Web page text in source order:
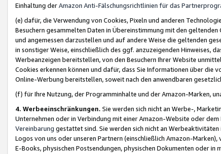
Einhaltung derAmazon Anti-Fälschungsrichtlinien für das
(e) dafür, die Verwendung von Cookies, Pixeln und anderen
Besuchern gesammelten Daten in Übereinstimmung mit den
und angemessen darzustellen und auf andere Weise die geltenden
in sonstiger Weise, einschließlich des ggf. anzuzeigenden Hinweises,
Werbeanzeigen bereitstellen, von den Besuchern Ihrer Website
Cookies erkennen können und dafür, dass Sie Informationen über die
Online-Werbung bereitstellen, soweit nach den anwendbaren
(f) für Ihre Nutzung, der Programminhalte und der Amazon-Marken,
4. Werbeeinschränkungen. Sie werden sich nicht an Werbe-,
Unternehmen oder in Verbindung mit einer Amazon-Website oder
Vereinbarung gestattet sind. Sie werden sich nicht an
Logos von uns oder unseren Partnern (einschließlich Amazon-
E-Books, physischen Postsendungen, physischen Dokumenten oder in